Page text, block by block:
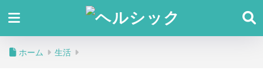
ホーム 生活